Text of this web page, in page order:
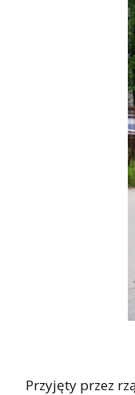
Przyjęty przez